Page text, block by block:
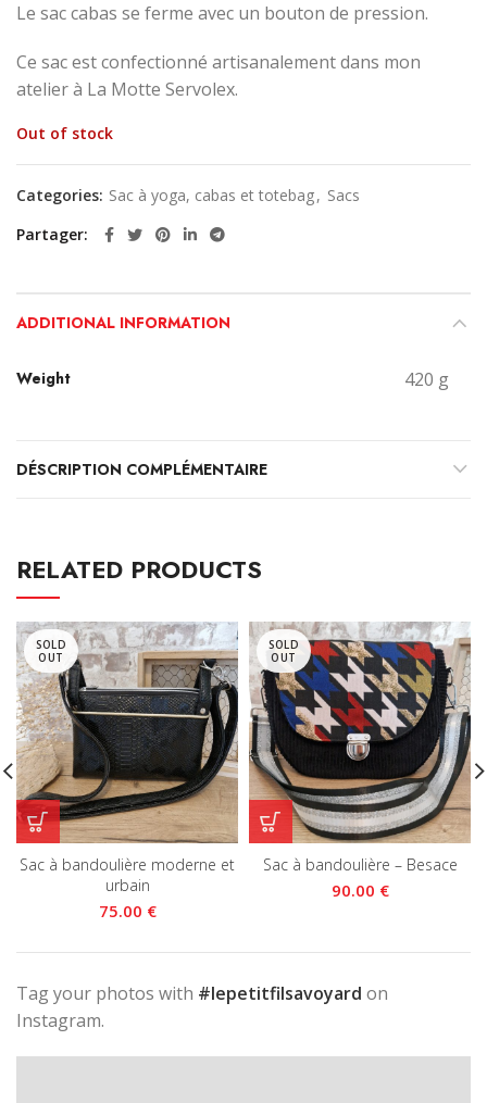
Le sac cabas se ferme avec un bouton de pression.
Ce sac est confectionné artisanalement dans mon
atelier à La Motte Servolex.
Out of stock
Categories: Sac à yoga, cabas et totebag, Sacs
Partager
ADDITIONAL INFORMATION
Weight 420 g
DÉSCRIPTION COMPLÉMENTAIRE
RELATED PRODUCTS
SOLD
OUT
Sac à bandoulière moderne et
urbain
€
SOLD
OUT
Sac à bandoulière – Besace
€
Tag your photos with #lepetitfilsavoyard on
Instagram.